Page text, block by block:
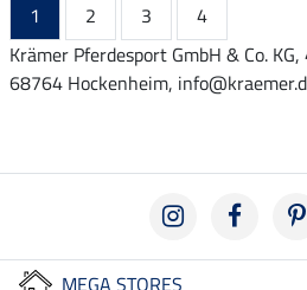
1 2 3
4
Krämer Pferdesport GmbH & Co.
68764 Hockenheim,
MEGA STORES